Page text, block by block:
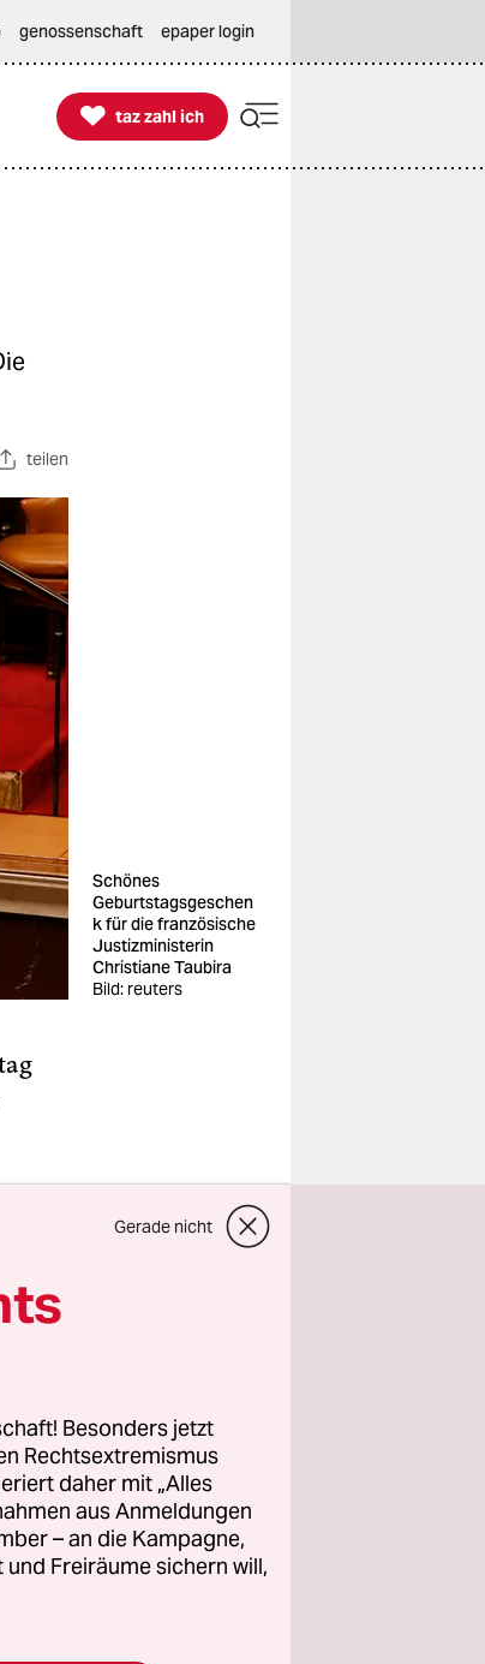
genossenschaft epaper login

taz zahl ich
taz zahl ich
teilen
Schönes
Geburtstagsgeschen
k für die französische
Justizministerin
Christiane Taubira
Bild: reuters
Gerade nicht
Besonders jetzt
Rechtsextremismus
daher mit „Alles
aus Anmeldungen
– an die Kampagne,
Freiräume sichern will,